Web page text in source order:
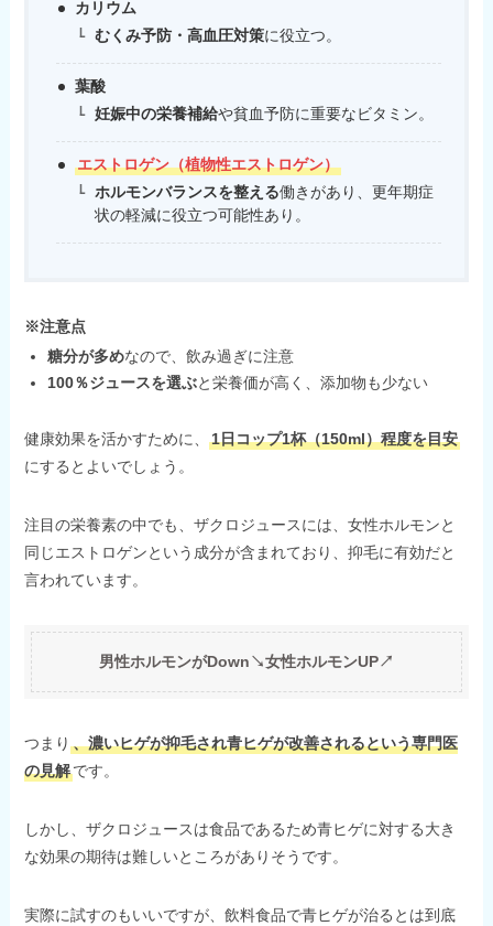
カリウム
むくみ予防・高血圧対策に役立つ。
葉酸
妊娠中の栄養補給や貧血予防に重要なビタミン。
エストロゲン（植物性エストロゲン）
ホルモンバランスを整える働きがあり、更年期症
状の軽減に役立つ可能性あり。
※注意点
糖分が多めなので、飲み過ぎに注意
100％ジュースを選ぶと栄養価が高く、添加物も少ない
健康効果を活かすために、1日コップ1杯（150ml）程度を目安
にするとよいでしょう。
注目の栄養素の中でも、ザクロジュースには、女性ホルモンと
同じエストロゲンという成分が含まれており、抑毛に有効だと
言われています。
男性ホルモンがDown↘女性ホルモンUP↗
つまり、濃いヒゲが抑毛され青ヒゲが改善されるという専門医
の見解です。
しかし、ザクロジュースは食品であるため青ヒゲに対する大き
な効果の期待は難しいところがありそうです。
実際に試すのもいいですが、飲料食品で青ヒゲが治るとは到底